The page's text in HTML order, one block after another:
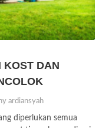
KOST DAN
ardiansyah
diperlukan semua